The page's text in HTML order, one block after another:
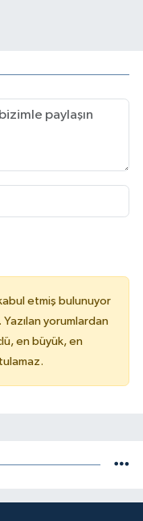
etmiş bulunuyor
yorumlardan
en büyük, en